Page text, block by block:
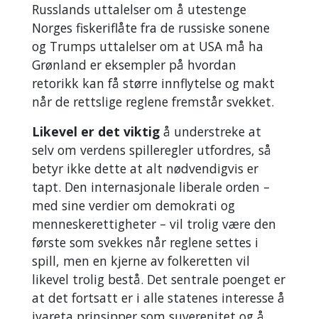
Russlands uttalelser om å utestenge
Norges fiskeriflåte fra de russiske sonene
og Trumps uttalelser om at USA må ha
Grønland er eksempler på hvordan
retorikk kan få større innflytelse og makt
når de rettslige reglene fremstår svekket.
Likevel er det viktig å understreke at
selv om verdens spilleregler utfordres, så
betyr ikke dette at alt nødvendigvis er
tapt. Den internasjonale liberale orden –
med sine verdier om demokrati og
menneskerettigheter – vil trolig være den
første som svekkes når reglene settes i
spill, men en kjerne av folkeretten vil
likevel trolig bestå. Det sentrale poenget er
at det fortsatt er i alle statenes interesse å